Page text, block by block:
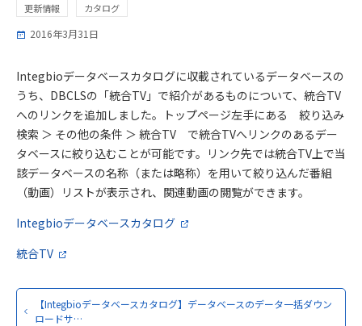
更新情報 カタログ
2016年3月31日
Integbioデータベースカタログに収載されているデータベースの
うち、DBCLSの「統合TV」で紹介があるものについて、統合TV
へのリンクを追加しました。トップページ左手にある 絞り込み
検索 ＞ その他の条件 ＞ 統合TV で統合TVへリンクのあるデー
タベースに絞り込むことが可能です。リンク先では統合TV上で当
該データベースの名称（または略称）を用いて絞り込んだ番組
（動画）リストが表示され、関連動画の閲覧ができます。
Integbioデータベースカタログ
統合TV
【Integbioデータベースカタログ】データベースのデータ一括ダウン
ロードサ…